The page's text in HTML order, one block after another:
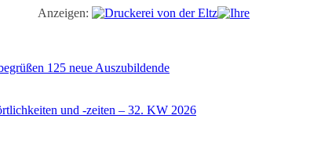
Anzeigen:
125 neue Auszubildende
und -zeiten – 32. KW 2026